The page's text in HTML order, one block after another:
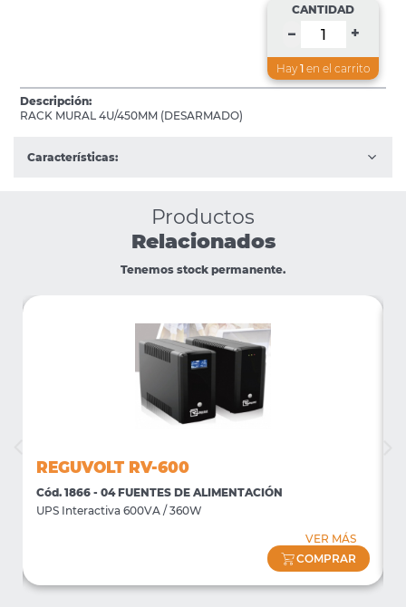
CANTIDAD
– +
Hay 1 en el carrito
Descripción:
RACK MURAL 4U/450MM (DESARMADO)
Características:
Productos
Relacionados
Tenemos stock permanente.
REGUVOLT RV-600
Cód. 1866 - 04 FUENTES DE ALIMENTACIÓN
UPS Interactiva 600VA / 360W
VER MÁS
COMPRAR